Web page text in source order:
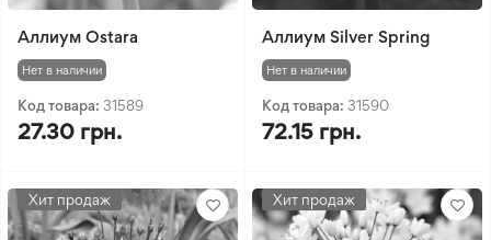
Аллиум Ostara
Нет в наличии
Код товара: 31589
27.30 грн.
Аллиум Silver Spring
Нет в наличии
Код товара: 31590
72.15 грн.
Хит продаж Хит продаж